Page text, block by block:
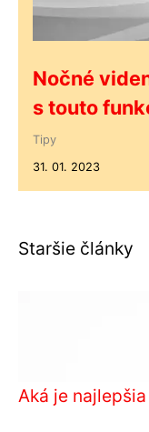
Nočné
s touto
Tipy
31. 01. 2023
Staršie články
Aká je